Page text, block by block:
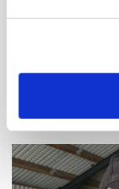
Rådgiver om